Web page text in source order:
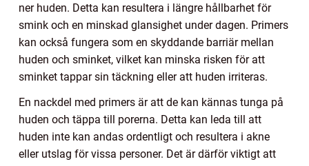
ner huden. Detta kan resultera i längre hållbarhet för
smink och en minskad glansighet under dagen. Primers
kan också fungera som en skyddande barriär mellan
huden och sminket, vilket kan minska risken för att
sminket tappar sin täckning eller att huden irriteras.
En nackdel med primers är att de kan kännas tunga på
huden och täppa till porerna. Detta kan leda till att
huden inte kan andas ordentligt och resultera i akne
eller utslag för vissa personer. Det är därför viktigt att